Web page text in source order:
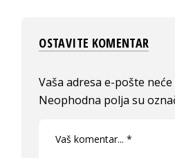
OSTAVITE KOMENTAR
Vaša adresa e-pošte
Neophodna polja su